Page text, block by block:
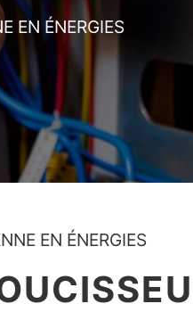
EN ÉNERGIES
EN ÉNERGIES